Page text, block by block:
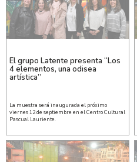
El grupo Latente presenta “Los
4 elementos, una odisea
artística”
La muestra será inaugurada el próximo
viernes 12 de septiembre en el Centro Cultural
Pascual Lauriente.